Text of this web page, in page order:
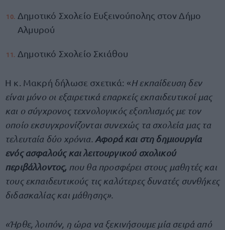
Δημοτικό Σχολείο Ευξεινούπολης στον Δήμο
Αλμυρού
Δημοτικό Σχολείο Σκιάθου
Η κ. Μακρή δήλωσε σχετικά: «Η εκπαίδευση δεν
είναι μόνο οι εξαιρετικά επαρκείς εκπαιδευτικοί μας
και ο σύγχρονος τεχνολογικός εξοπλισμός με τον
οποίο εκσυγχρονίζονται συνεχώς τα σχολεία μας τα
τελευταία δύο χρόνια. Αφορά και στη δημιουργία
ενός ασφαλούς και λειτουργικού σχολικού
περιβάλλοντος, που θα προσφέρει στους μαθητές και
τους εκπαιδευτικούς τις καλύτερες δυνατές συνθήκες
διδασκαλίας και μάθησης».
«Ήρθε, λοιπόν, η ώρα να ξεκινήσουμε μία σειρά από